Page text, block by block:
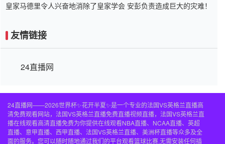
皇家马德里令人兴奋地消除了皇家学会 安彭负责造成巨大的灾难！
友情链接
24直播网
24直播网——2026世界杯✨花开半夏✨是一个专业的法国VS英格兰直播高
清免费观看网站，法国VS英格兰直播免费直播视频直播，法国VS英格兰直
播在线观看高清直播免费为你提供在线观看NBA直播、NCAA直播、英超
直播、意甲直播、西甲直播、法国VS英格兰直播、美洲杯直播等众多及全
面的服务。您可以随时随地通过我们的平台观看篮球比赛,无需安装任何插